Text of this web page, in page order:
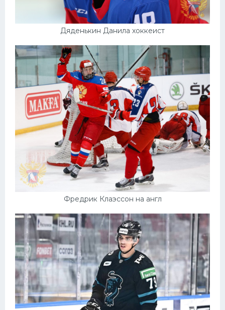
Дяденькин Данила хоккеист
Фредрик Клаэссон на англ